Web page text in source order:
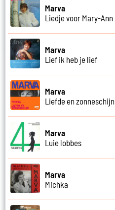
Marva
Liedje voor Mary-Ann
Marva
Lief ik heb je lief
Marva
Liefde en zonneschijn
Marva
Luie lobbes
Marva
Michka